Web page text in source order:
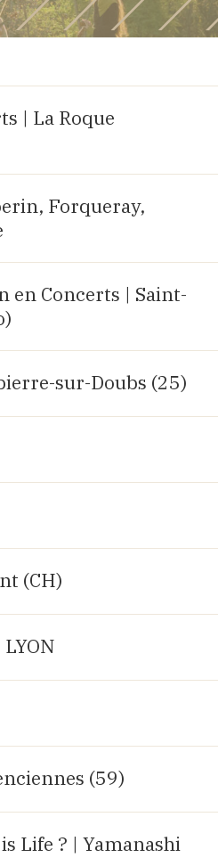
| La Roque
Forqueray,
en Concerts | Saint-
sur-Doubs (25)
(CH)
(59)
Life ? | Yamanashi